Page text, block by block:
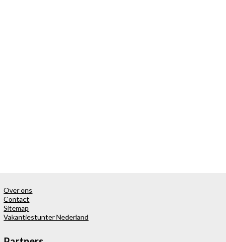
Over ons
Contact
Sitemap
Vakantiestunter Nederland